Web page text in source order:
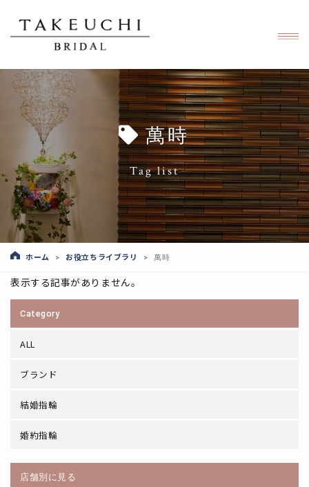
萬時
Tag list
ホーム > お役立ちライブラリ > 萬時
表示する記事がありません。
Category
ALL
ブランド
結婚指輪
婚約指輪
店舗別に見る